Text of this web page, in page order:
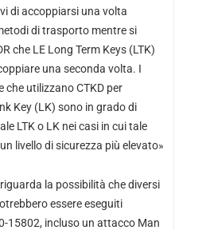
di accoppiarsi una volta
di trasporto mentre si
che LE Long Term Keys (LTK)
una seconda volta. I
che utilizzano CTKD per
Key (LK) sono in grado di
LTK o LK nei casi in cui tale
livello di sicurezza più elevato»
la possibilità che diversi
essere eseguiti
15802, incluso un attacco Man